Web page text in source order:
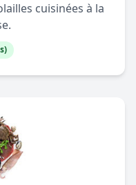
cuisinées à la